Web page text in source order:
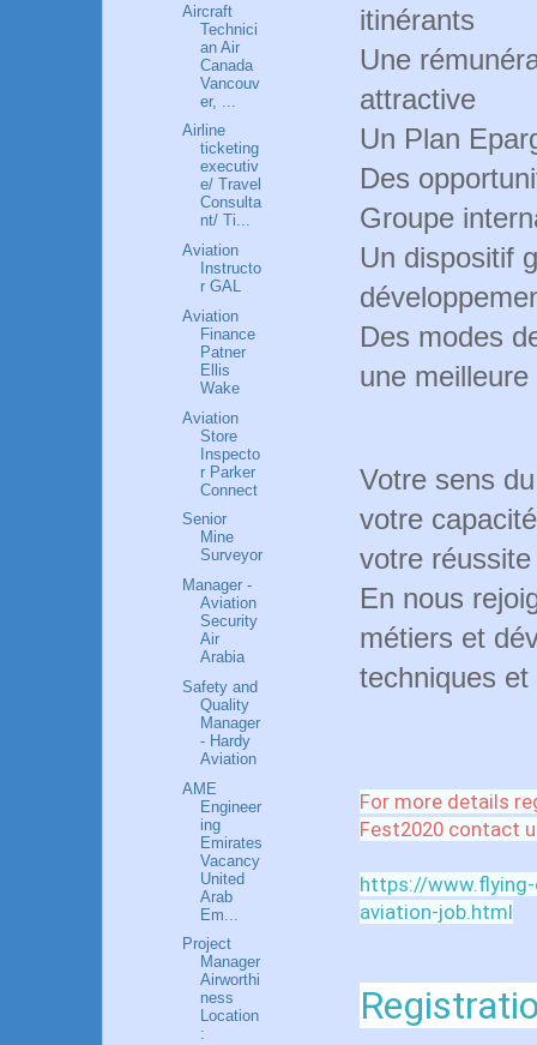
itinérants
Une
attractive
Un Plan
Des
Groupe
Un dispositif
Des modes
une
Votre sens
votre
votre
En nous
métiers et
techniques
For more details
Fest2020 contact
https://
aviation-job.html
Aircraft
Technici
an Air
Canada
Vancouv
er, ...
Airline
ticketing
executiv
e/ Travel
Consulta
nt/ Ti...
Aviation
Instructo
r GAL
Aviation
Finance
Patner
Ellis
Wake
Aviation
Store
Inspecto
r Parker
Connect
Senior
Mine
Surveyor
Manager -
Aviation
Security
Air
Arabia
Safety and
Quality
Manager
- Hardy
Aviation
AME
Engineer
ing
Emirates
Vacancy
United
Arab
Em...
Project
Manager
Airworthi
ness
Location
: